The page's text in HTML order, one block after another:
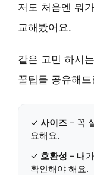
저도 처음엔 뭐
교해봤어요.
같은 고민 하시
꿀팁들 공유해
✓ 사이즈 – 꼭
요해요.
✓ 호환성 – 내
확인해야 해요.